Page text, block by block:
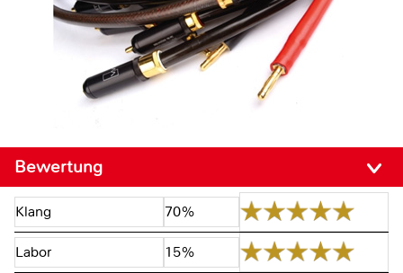
Bewertung
Klang 70%
Labor 15%